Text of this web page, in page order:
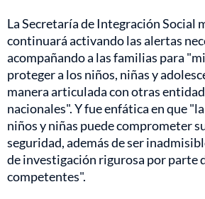
La Secretaría de Integración Social
continuará activando las alertas
acompañando a las familias para
proteger a los niños, niñas y
manera articulada con otras
nacionales". Y fue enfática en que
niños y niñas puede comprometer
seguridad, además de ser
de investigación rigurosa por parte
competentes".